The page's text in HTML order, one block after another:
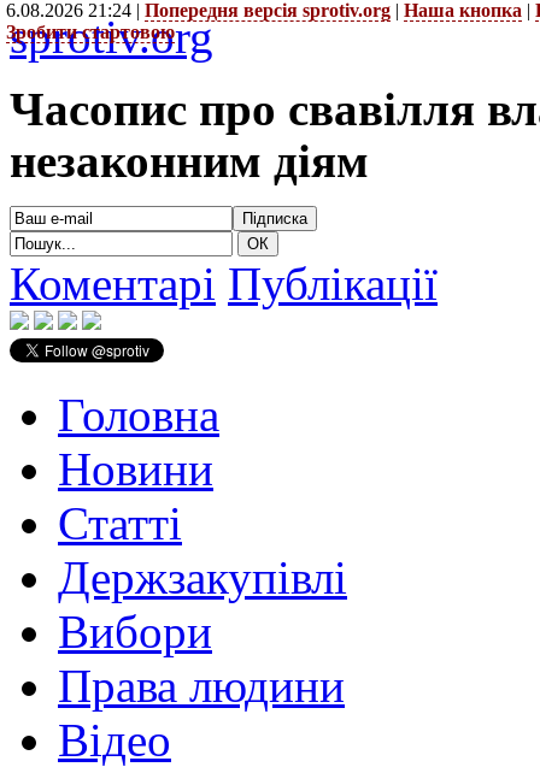
6.08.2026 21:24 | Попередня версія sprotiv.org | Наша кнопка |
Зробити стартовою
sprotiv.org
Часопис про свавілля
незаконним діям
Коментарі Публікації
Головна
Новини
Статті
Держзакупівлі
Вибори
Права людини
Відео